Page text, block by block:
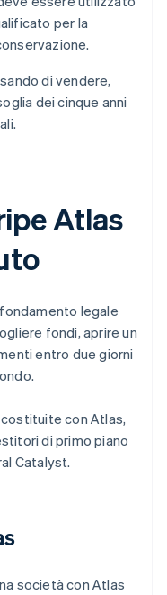
per la
di vendere,
dei cinque anni
Atlas
legale
fondi, aprire un
entro due giorni
con Atlas,
di primo piano
Catalyst.
società con Atlas